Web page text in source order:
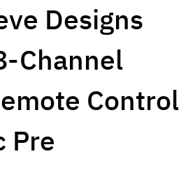
Designs
Channel
Control
Pre